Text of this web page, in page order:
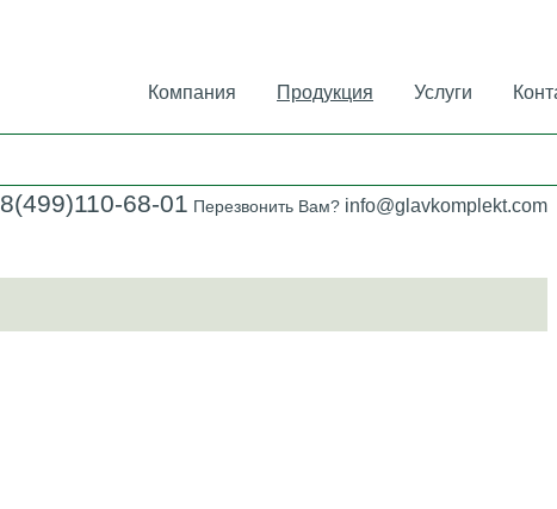
Компания Продукция Услуги
8(499)110-68-01 Перезвонить Вам? info@glavkomplekt.com